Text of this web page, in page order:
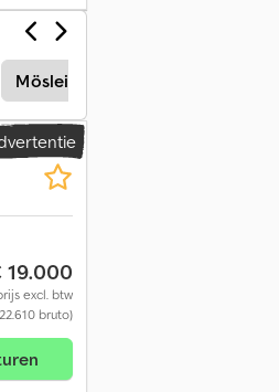
achter
Meer
Möslein Diepladers
19.000
excl. btw
bruto)